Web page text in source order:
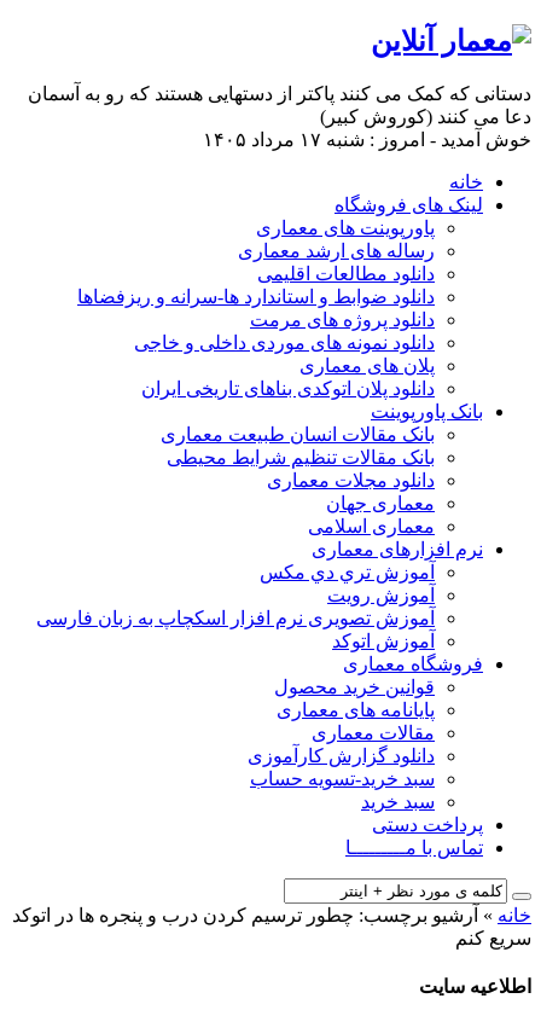
دستانی که کمک می کنند پاکتر از دستهایی هستند که رو به آسمان
دعا می کنند (کوروش کبیر)
خوش آمدید - امروز : شنبه ۱۷ مرداد ۱۴۰۵
خانه
لینک های فروشگاه
پاورپوینت های معماری
رساله های ارشد معماری
دانلود مطالعات اقلیمی
دانلود ضوابط و استاندارد ها-سرانه و ریزفضاها
دانلود پروژه های مرمت
دانلود نمونه های موردی داخلی و خاجی
پلان های معماری
دانلود پلان اتوکدی بناهای تاریخی ایران
بانک پاورپوینت
بانک مقالات انسان طبیعت معماری
بانک مقالات تنظیم شرایط محیطی
دانلود مجلات معماری
معماری جهان
معماری اسلامی
نرم افزارهای معماری
آﻣﻮزش ﺗﺮي دي ﻣﮑﺲ
آموزش رویت
آموزش تصویری نرم افزار اسکچاپ به زبان فارسی
آموزش اتوکد
فروشگاه معماری
قوانین خرید محصول
پایانامه های معماری
مقالات معماری
دانلود گزارش کارآموزی
سبد خرید-تسویه حساب
سبد خرید
پرداخت دستی
تماس با مـــــــــا
خانه » آرشیو برچسب: چطور ترسیم کردن درب و پنجره ها در اتوکد
سریع کنم
اطلاعیه سایت